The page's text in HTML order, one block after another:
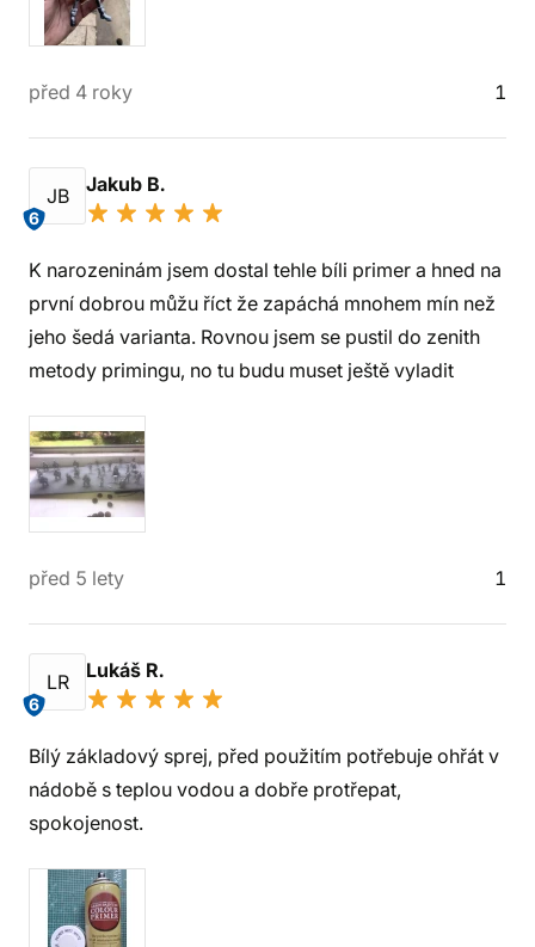
před 4 roky 1
JB
6
Jakub B.
K narozeninám jsem dostal tehle bíli primer a hned na
první dobrou můžu říct že zapáchá mnohem mín než
jeho šedá varianta. Rovnou jsem se pustil do zenith
metody primingu, no tu budu muset ještě vyladit
před 5 lety 1
LR
6
Lukáš R.
Bílý základový sprej, před použitím potřebuje ohřát v
nádobě s teplou vodou a dobře protřepat,
spokojenost.